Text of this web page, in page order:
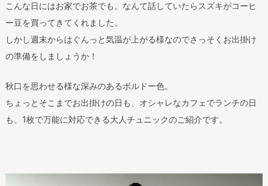
こんな日にはお家でお茶でも。なんて話していたらスズキがコーヒ
ー豆を買ってきてくれました。
しかし週末からはぐんっと気温が上がる様なのでさっそくお出掛け
の準備をしましょうか！
秋口を思わせる様な深みのあるボルドー色。
ちょっとそこまでお出掛けの日も、オシャレなカフェでランチの日
も、1枚で万能に対応できる大人チュニックのご紹介です。